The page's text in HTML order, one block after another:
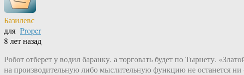
Базилевс
для Proper
8 лет назад
Робот отберет у водил баранку, а торговать будет по Тырнету.
на производительную либо мыслительную функцию не останется